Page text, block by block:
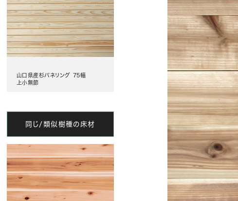
山口県産杉パネリング 75幅
上小無節
同じ/類似樹種の床材